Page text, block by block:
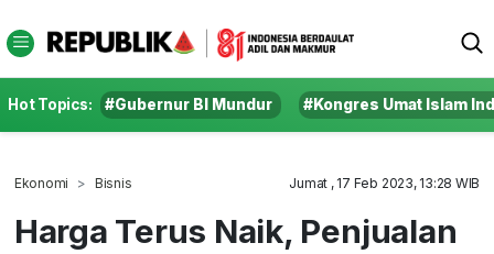
Hot Topics: #Gubernur BI Mundur #Kongres Umat Islam
Ekonomi Bisnis Jumat , 17 Feb 2023, 13:28 WIB
Harga Terus Naik, Penjualan